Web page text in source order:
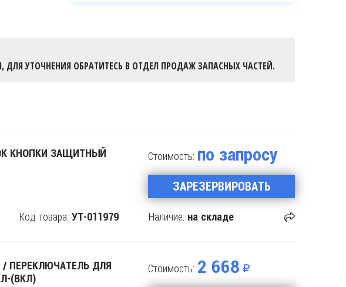
УТОЧНЕНИЯ ОБРАТИТЕСЬ В ОТДЕЛ ПРОДАЖ ЗАПАСНЫХ ЧАСТЕЙ.
КНОПКИ ЗАЩИТНЫЙ
Код товара: УТ-011979
Стоимость: по запросу
ЗАРЕЗЕРВИРОВАТЬ
Наличие: на складе
/ ПЕРЕКЛЮЧАТЕЛЬ ДЛЯ
(ВКЛ)
Стоимость: 2 668